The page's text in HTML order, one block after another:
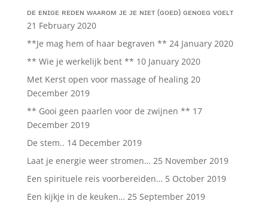
ᴅᴇ ᴇɴɪɢᴇ ʀᴇᴅᴇɴ ᴡᴀᴀʀᴏᴍ ᴊᴇ ᴊᴇ ɴɪᴇᴛ (ɢᴏᴇᴅ) ɢᴇɴᴏᴇɢ ᴠᴏᴇʟᴛ
21 February 2020
**Je mag hem of haar begraven ** 24 January 2020
** Wie je werkelijk bent ** 10 January 2020
Met Kerst open voor massage of healing 20
December 2019
** Gooi geen paarlen voor de zwijnen ** 17
December 2019
De stem.. 14 December 2019
Laat je energie weer stromen… 25 November 2019
Een spirituele reis voorbereiden… 5 October 2019
Een kijkje in de keuken… 25 September 2019